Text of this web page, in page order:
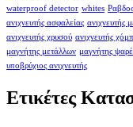
waterproof detector whites
ανιχνευτής ασφαλείας ανιχνευτής
ανιχνευτής χρυσού ανιχνευτής
μαγνήτης μετάλλων μαγνήτης
υποβρύχιος ανιχνευτής
Ετικέτες